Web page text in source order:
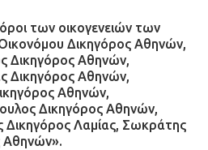
των οικογενειών των
Δικηγόρος Αθηνών,
Δικηγόρος Αθηνών,
Δικηγόρος Αθηνών,
Αθηνών,
Δικηγόρος Αθηνών,
Δικηγόρος Λαμίας, Σωκράτης
Αθηνών».